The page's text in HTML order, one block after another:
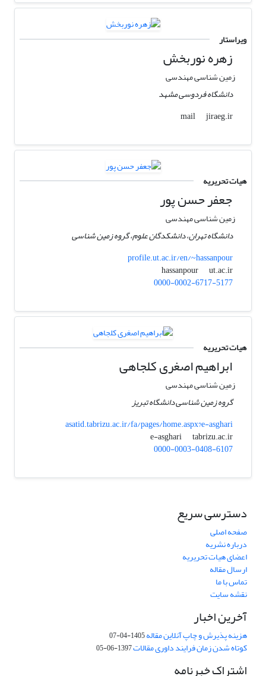
ویراستار
زهره نوربخش
زمین شناسی مهندسی
دانشگاه فردوسی مشهد
mail
jiraeg.ir
هیات تحریریه
جعفر حسن پور
زمین شناسی مهندسی
دانشگاه تهران، دانشکدگان علوم، گروه زمین شناسی
profile.ut.ac.ir/en/~hassanpour
hassanpour
ut.ac.ir
0000-0002-6717-5177
هیات تحریریه
ابراهیم اصغری کلجاهی
زمین شناسی مهندسی
گروه زمین شناسی دانشگاه تبریز
asatid.tabrizu.ac.ir/fa/pages/home.aspx?e-asghari
e-asghari
tabrizu.ac.ir
0000-0003-0408-6107
دسترسی سریع
صفحه اصلی
درباره نشریه
اعضای هیات تحریریه
ارسال مقاله
تماس با ما
نقشه سایت
آخرین اخبار
هزینه پذیرش و چاپ آنلاین مقاله1405-04-07
کوتاه شدن زمان فرایند داوری مقالات1397-06-05
اشتراک خبرنامه